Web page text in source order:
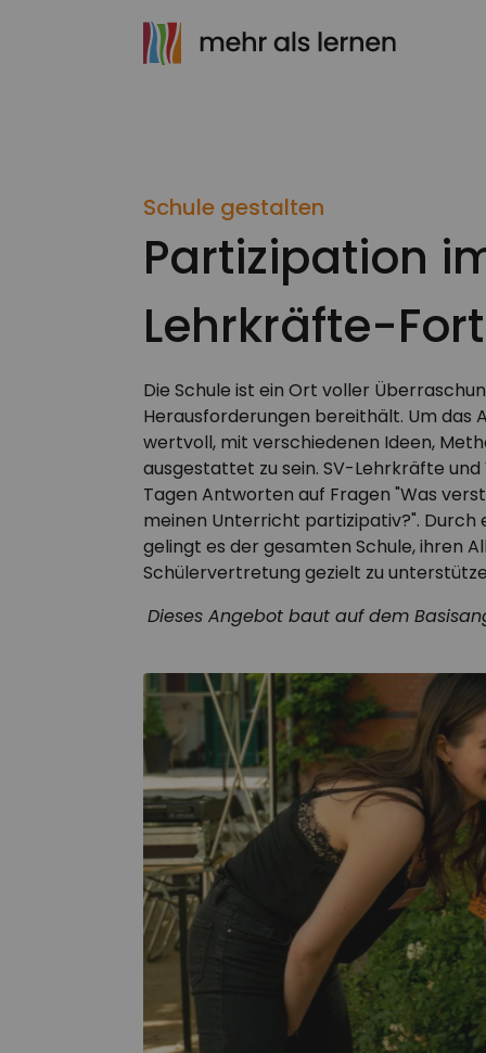
Schule gestalten
Partizipation
Lehrkräfte-
Die Schule ist ein Ort voller
Herausforderungen bereithält. Um das
wertvoll, mit verschiedenen Ideen,
ausgestattet zu sein. SV-Lehrkräfte
Tagen Antworten auf Fragen "Was
meinen Unterricht partizipativ?".
gelingt es der gesamten Schule, ihren
Schülervertretung gezielt zu
Dieses Angebot baut auf dem